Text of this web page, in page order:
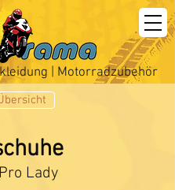
| Motorradzubehör
Lady